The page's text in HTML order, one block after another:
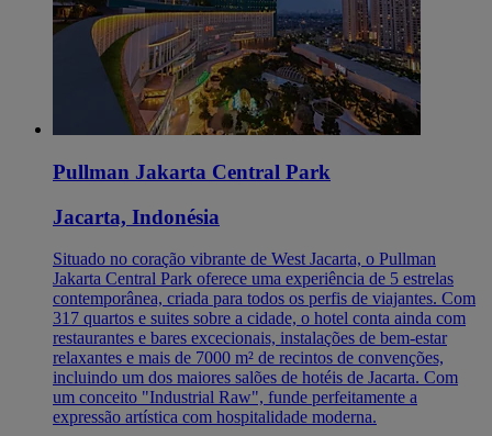
Pullman Jakarta Central Park
Jacarta, Indonésia
Situado no coração vibrante de West Jacarta, o Pullman
Jakarta Central Park oferece uma experiência de 5 estrelas
contemporânea, criada para todos os perfis de viajantes. Com
317 quartos e suites sobre a cidade, o hotel conta ainda com
restaurantes e bares excecionais, instalações de bem-estar
relaxantes e mais de 7000 m² de recintos de convenções,
incluindo um dos maiores salões de hotéis de Jacarta. Com
um conceito "Industrial Raw", funde perfeitamente a
expressão artística com hospitalidade moderna.